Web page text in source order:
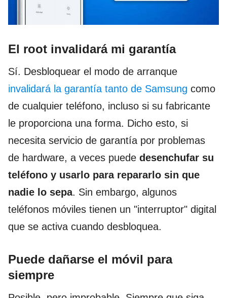
El root invalidará mi garantía
Sí. Desbloquear el modo de arranque
invalidará la garantía tanto de Samsung como
de cualquier teléfono, incluso si su fabricante
le proporciona una forma. Dicho esto, si
necesita servicio de garantía por problemas
de hardware, a veces puede desenchufar su
teléfono y usarlo para repararlo sin que
nadie lo sepa. Sin embargo, algunos
teléfonos móviles tienen un "interruptor" digital
que se activa cuando desbloquea.
Puede dañarse el móvil para
siempre